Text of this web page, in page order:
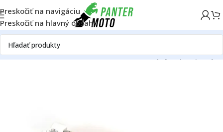
Preskočiť na navigáciu
Preskočiť na hlavný obsah
OFF ROADRámRiadidlá a ovládaniePáčkyVýklopné páčky